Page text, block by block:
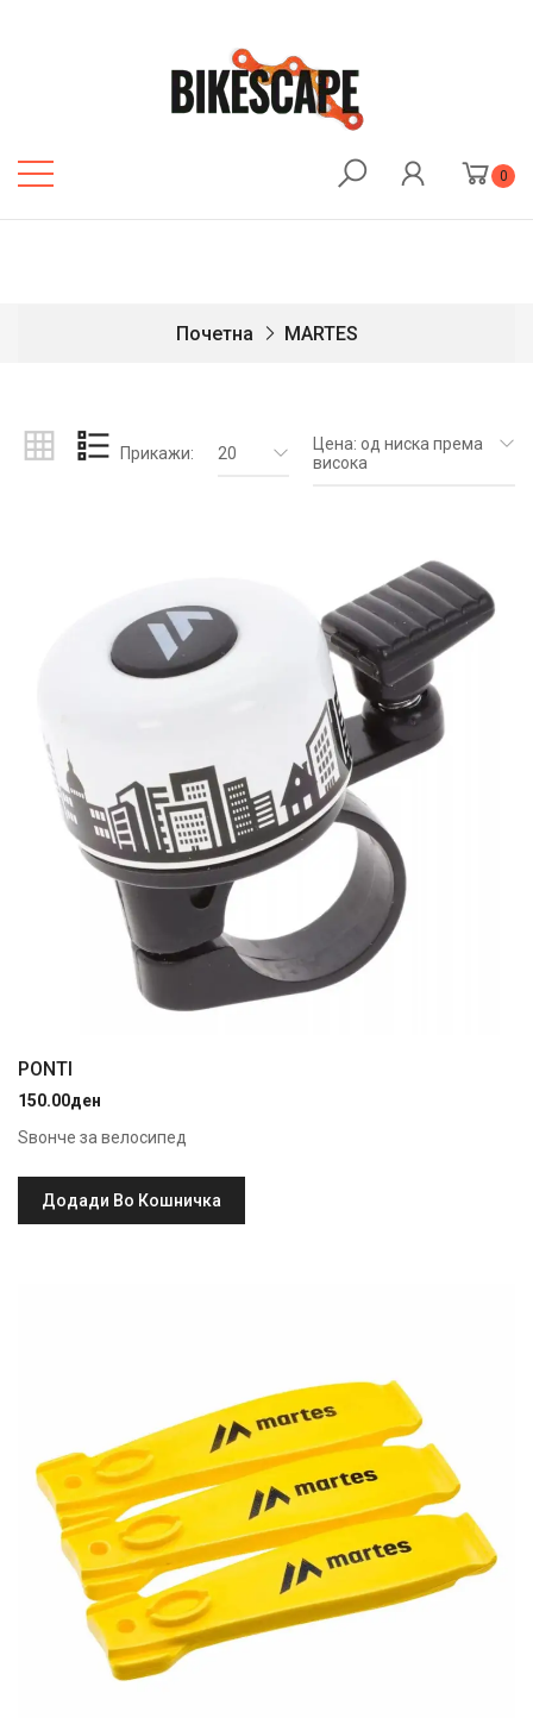
0
Почетна MARTES
Прикажи: 20
Цена: од ниска према
висока
PONTI
150.00ден
Ѕвонче за велосипед
Додади Во Кошничка